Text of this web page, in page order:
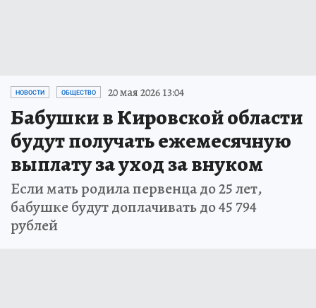
НОВОСТИ ОБЩЕСТВО 20 мая 2026 13:04
Бабушки в Кировской области
будут получать ежемесячную
выплату за уход за внуком
Если мать родила первенца до 25 лет,
бабушке будут доплачивать до 45 794
рублей